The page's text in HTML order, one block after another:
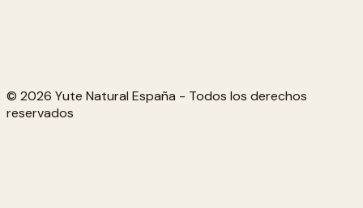
© 2026 Yute Natural España - Todos los derechos
reservados